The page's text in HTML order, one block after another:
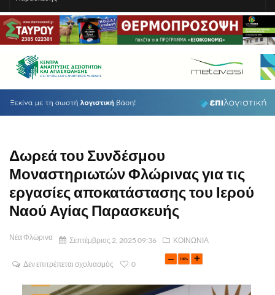
Δωρεά του Συνδέσμου
Μοναστηριωτών Φλώρινας για τις
εργασίες αποκατάστασης του Ιερού
Ναού Αγίας Παρασκευής
Νέα Φλώρινα Σεπτέμβριος 2, 2025 09:36 ΚΟΙΝΩΝΙΑ
Δεν επιτρέπεται σχολιασμός 0